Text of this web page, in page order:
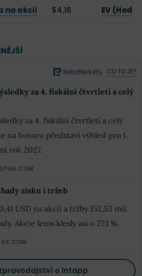
na akcii $4,16 EV
CO TO JE?
za 4. fiskální čtvrtletí a celý
za 4. fiskální čtvrtletí a celý
na hovoru představí výhled pro 1.
rok 2027.
zisku i tržeb
USD na akcii a tržby 152,53 mil.
Akcie letos klesly asi o 27,1 %.
o Intapp